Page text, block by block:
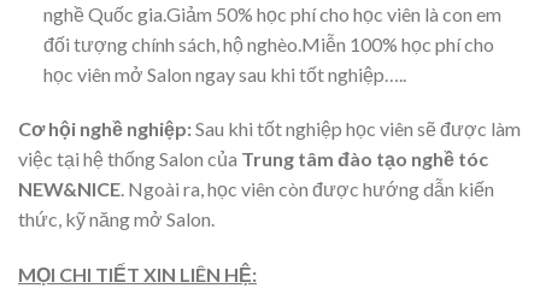
nghề Quốc gia.Giảm 50% học phí cho học viên là con em
đối tượng chính sách, hộ nghèo.Miễn 100% học phí cho
học viên mở Salon ngay sau khi tốt nghiệp…..
Cơ hội nghề nghiệp:Sau khi tốt nghiệp học viên sẽ được làm
việc tại hệ thống Salon của Trung tâm đào tạo nghề tóc
NEW&NICE. Ngoài ra, học viên còn được hướng dẫn kiến
thức, kỹ năng mở Salon.
MỌI CHI TIẾT XIN LIÊN HỆ: